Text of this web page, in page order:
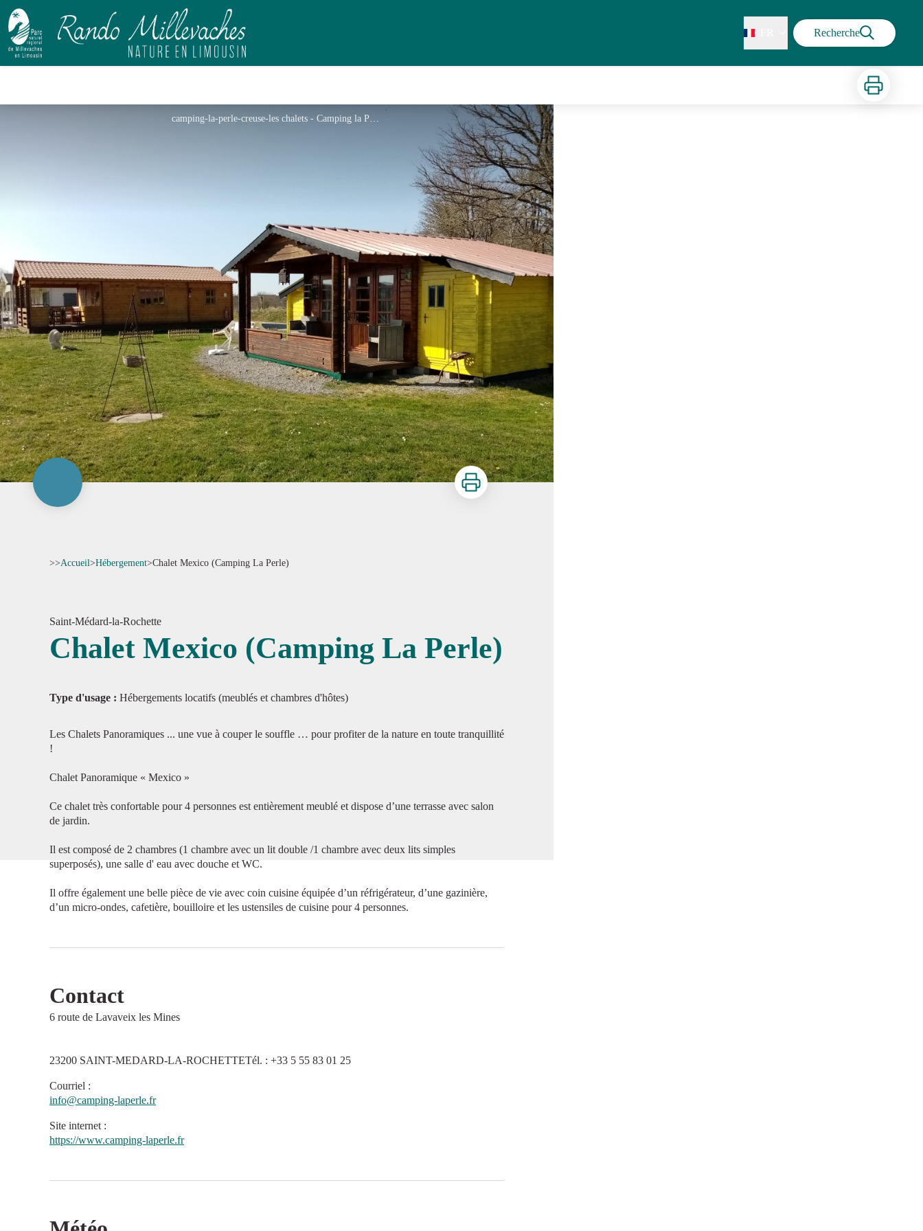
Recherche
Imprimer
camping-la-perle-creuse-les chalets - Camping la Perle
Imprimer
>>Accueil>Hébergement>Chalet Mexico (Camping La Perle)
Saint-Médard-la-Rochette
Chalet Mexico (Camping La Perle)
Type d'usage : Hébergements locatifs (meublés et chambres d'hôtes)
Les Chalets Panoramiques ... une vue à couper le souffle … pour profiter de la nature en toute tranquillité
!
Chalet Panoramique « Mexico »
Ce chalet très confortable pour 4 personnes est entièrement meublé et dispose d’une terrasse avec salon
de jardin.
Il est composé de 2 chambres (1 chambre avec un lit double /1 chambre avec deux lits simples
superposés), une salle d' eau avec douche et WC.
Il offre également une belle pièce de vie avec coin cuisine équipée d’un réfrigérateur, d’une gazinière,
d’un micro-ondes, cafetière, bouilloire et les ustensiles de cuisine pour 4 personnes.
Contact
6 route de Lavaveix les Mines
23200 SAINT-MEDARD-LA-ROCHETTETél. : +33 5 55 83 01 25
Courriel :
info@camping-laperle.fr
Site internet :
https://www.camping-laperle.fr